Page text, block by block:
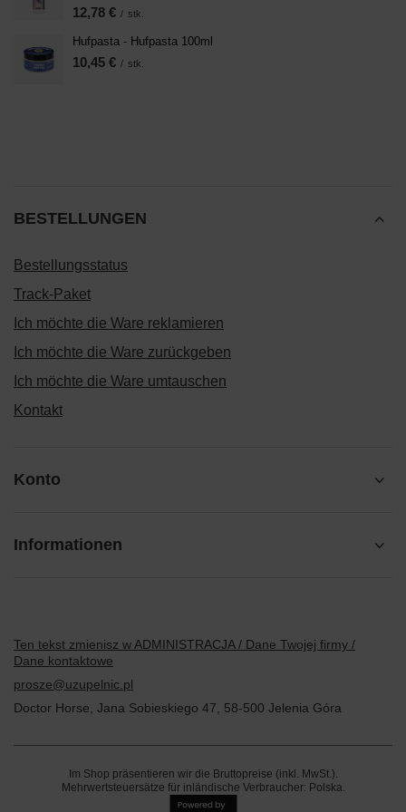
12,78 € / stk.
Hufpasta - Hufpasta 100ml
10,45 € / stk.
BESTELLUNGEN
Bestellungsstatus
Track-Paket
Ich möchte die Ware reklamieren
Ich möchte die Ware zurückgeben
Ich möchte die Ware umtauschen
Kontakt
Konto
Informationen
Ten tekst zmienisz w ADMINISTRACJA / Dane Twojej firmy /
Dane kontaktowe
prosze@uzupelnic.pl
Doctor Horse Jana Sobieskiego 47 58-500 Jelenia Góra
Im Shop präsentieren wir die Bruttopreise (inkl. MwSt.).
Mehrwertsteuersätze für inländische Verbraucher: Polska.